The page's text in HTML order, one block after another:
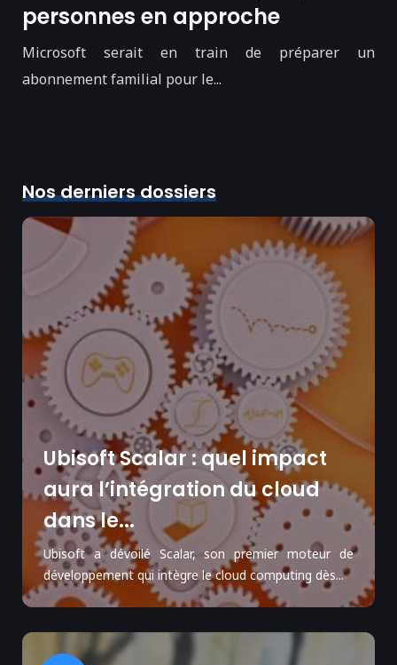
personnes en approche
Microsoft serait en train de préparer un
abonnement familial pour le...
Nos derniers dossiers
Ubisoft Scalar : quel impact
aura l’intégration du cloud
dans le...
Ubisoft a dévoilé Scalar, son premier moteur de
développement qui intègre le cloud computing dès...